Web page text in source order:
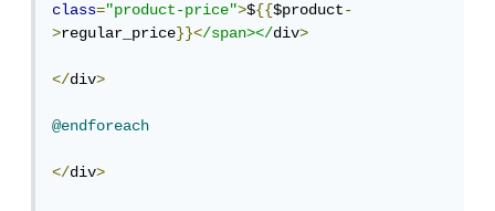
class="product-price">${{$product-
>regular_price}}</span></div>
</div>
@endforeach
</div>